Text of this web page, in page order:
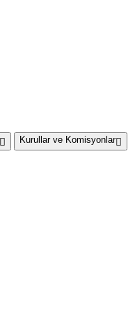
Kurullar ve Komisyonlar